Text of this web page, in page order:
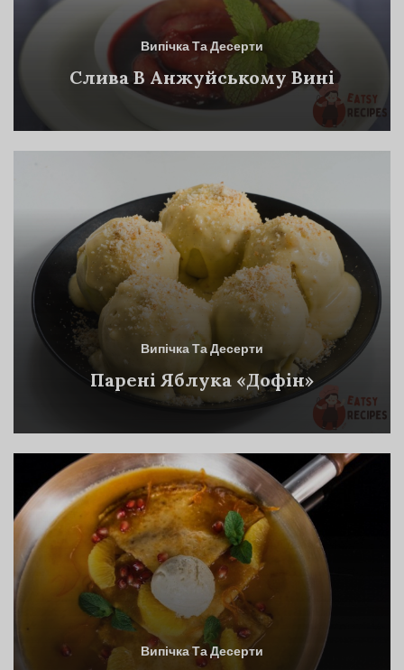
Випічка Та Десерти
Слива В Анжуйському Вині
Випічка Та Десерти
Парені Яблука «Дофін»
Випічка Та Десерти